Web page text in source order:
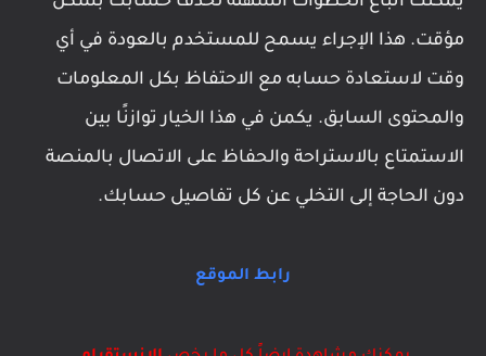
مؤقت. هذا الإجراء يسمح للمستخدم بالعودة في أي
وقت لاستعادة حسابه مع الاحتفاظ بكل المعلومات
والمحتوى السابق. يكمن في هذا الخيار توازنًا بين
الاستمتاع بالاستراحة والحفاظ على الاتصال بالمنصة
دون الحاجة إلى التخلي عن كل تفاصيل حسابك.
رابط الموقع